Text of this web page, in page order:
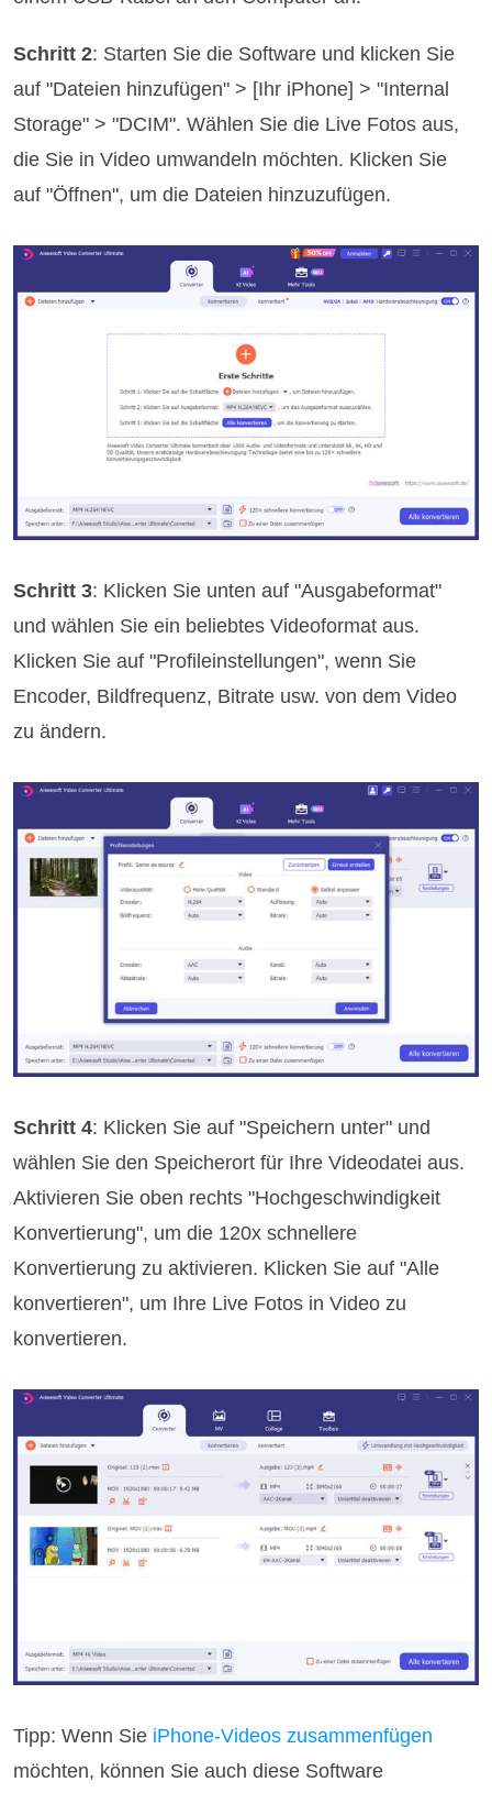
Schritt 2: Starten Sie die Software und klicken Sie
auf "Dateien hinzufügen" > [Ihr iPhone] > "Internal
Storage" > "DCIM". Wählen Sie die Live Fotos aus,
die Sie in Video umwandeln möchten. Klicken Sie
auf "Öffnen", um die Dateien hinzuzufügen.
Schritt 3: Klicken Sie unten auf "Ausgabeformat"
und wählen Sie ein beliebtes Videoformat aus.
Klicken Sie auf "Profileinstellungen", wenn Sie
Encoder, Bildfrequenz, Bitrate usw. von dem Video
zu ändern.
Schritt 4: Klicken Sie auf "Speichern unter" und
wählen Sie den Speicherort für Ihre Videodatei aus.
Aktivieren Sie oben rechts "Hochgeschwindigkeit
Konvertierung", um die 120x schnellere
Konvertierung zu aktivieren. Klicken Sie auf "Alle
konvertieren", um Ihre Live Fotos in Video zu
konvertieren.
Tipp: Wenn Sie iPhone-Videos zusammenfügen
möchten, können Sie auch diese Software